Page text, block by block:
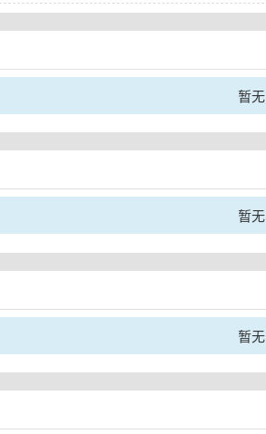
暂无
暂无
暂无